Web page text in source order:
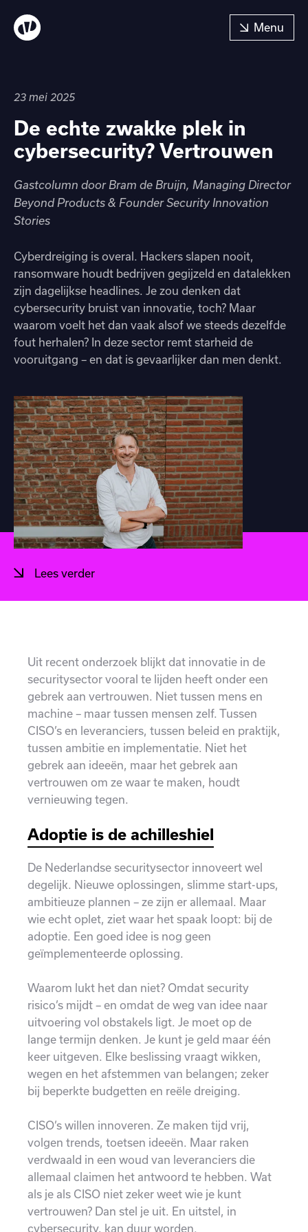
23 mei 2025
De echte zwakke plek in
cybersecurity? Vertrouwen
Gastcolumn door Bram de Bruijn, Managing Director
Beyond Products & Founder Security Innovation
Stories
Cyberdreiging is overal. Hackers slapen nooit,
ransomware houdt bedrijven gegijzeld en datalekken
zijn dagelijkse headlines. Je zou denken dat
cybersecurity bruist van innovatie, toch? Maar
waarom voelt het dan vaak alsof we steeds dezelfde
fout herhalen? In deze sector remt starheid de
vooruitgang – en dat is gevaarlijker dan men denkt.
Lees verder
Uit recent onderzoek blijkt dat innovatie in de
securitysector vooral te lijden heeft onder een
gebrek aan vertrouwen. Niet tussen mens en
machine – maar tussen mensen zelf. Tussen
CISO’s en leveranciers, tussen beleid en praktijk,
tussen ambitie en implementatie. Niet het
gebrek aan ideeën, maar het gebrek aan
vertrouwen om ze waar te maken, houdt
vernieuwing tegen.
Adoptie is de achilleshiel
De Nederlandse securitysector innoveert wel
degelijk. Nieuwe oplossingen, slimme start-ups,
ambitieuze plannen – ze zijn er allemaal. Maar
wie echt oplet, ziet waar het spaak loopt: bij de
adoptie. Een goed idee is nog geen
geïmplementeerde oplossing.
Waarom lukt het dan niet? Omdat security
risico’s mijdt – en omdat de weg van idee naar
uitvoering vol obstakels ligt. Je moet op de
lange termijn denken. Je kunt je geld maar één
keer uitgeven. Elke beslissing vraagt wikken,
wegen en het afstemmen van belangen; zeker
bij beperkte budgetten en reële dreiging.
CISO’s willen innoveren. Ze maken tijd vrij,
volgen trends, toetsen ideeën. Maar raken
verdwaald in een woud van leveranciers die
allemaal claimen het antwoord te hebben. Wat
als je als CISO niet zeker weet wie je kunt
vertrouwen? Dan stel je uit. En uitstel, in
cybersecurity, kan duur worden.